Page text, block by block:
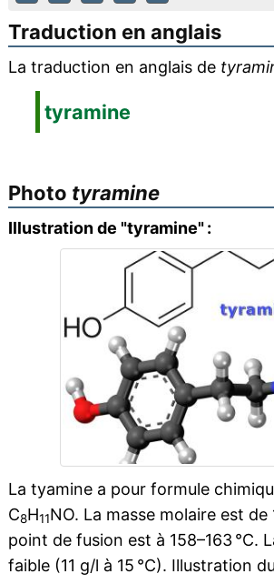
Traduction en anglais
La traduction en anglais de
tyramine
Photo tyramine
Illustration de "tyramine" :
La tyamine a pour formule
C8H11NO. La masse molaire est de
point de fusion est à 158–163 °C.
faible (11 g/l à 15 °C). Illustration